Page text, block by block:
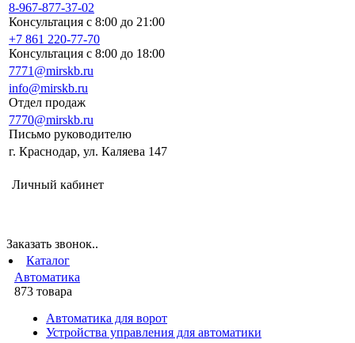
8-967-877-37-02
Консультация с 8:00 до 21:00
+7 861 220-77-70
Консультация с 8:00 до 18:00
7771@mirskb.ru
info@mirskb.ru
Отдел продаж
7770@mirskb.ru
Письмо руководителю
г. Краснодар, ул. Каляева 147
Личный кабинет
Заказать звонок..
Каталог
Автоматика
873 товара
Автоматика для ворот
Устройства управления для автоматики